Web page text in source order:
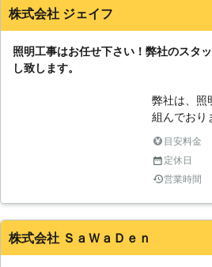
す。照明の
お気軽にお
リーズナブ
施しており
株式会社 ジェイフ
照明工事はお任せ下さい！弊社のスタ
し致します。
弊社は、照
組んでおり
で幅広く対
えてお部屋
や、照明に
目安料金
定休日
営業時間
株式会社 ＳａＷａＤｅｎ